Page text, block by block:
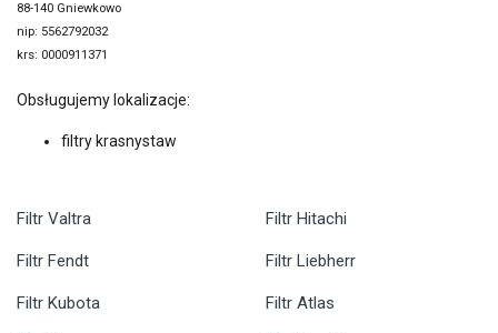
88-140 Gniewkowo
nip: 5562792032
krs: 0000911371
Obsługujemy lokalizacje:
filtry krasnystaw
Filtr Valtra
Filtr Fendt
Filtr Kubota
Filtr Hitachi
Filtr Liebherr
Filtr Atlas